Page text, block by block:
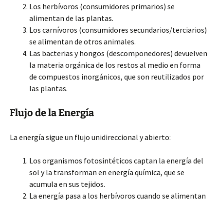
Los herbívoros (consumidores primarios) se
alimentan de las plantas.
Los carnívoros (consumidores secundarios/terciarios)
se alimentan de otros animales.
Las bacterias y hongos (descomponedores) devuelven
la materia orgánica de los restos al medio en forma
de compuestos inorgánicos, que son reutilizados por
las plantas.
Flujo de la Energía
La energía sigue un flujo unidireccional y abierto:
Los organismos fotosintéticos captan la energía del
sol y la transforman en energía química, que se
acumula en sus tejidos.
La energía pasa a los herbívoros cuando se alimentan